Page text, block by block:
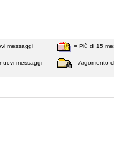
messaggi
messaggi
= Più di 15
= Argomento